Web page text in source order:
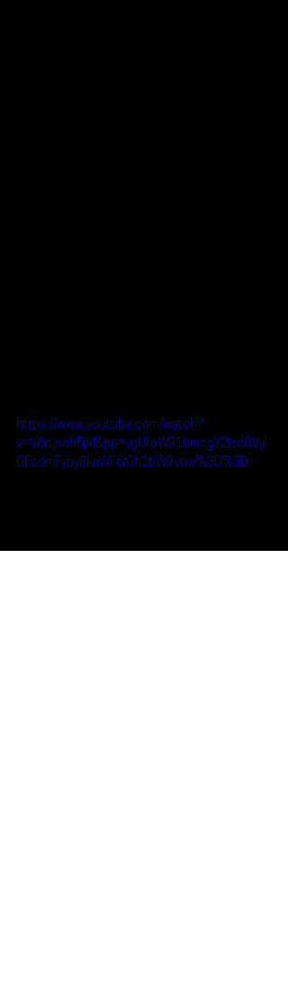
https://www.youtube.com/watch?
v=V6n_soh5jkI&pp=ygUfeW91bmcgY2lzdGVyI
GFsdmFybyBkaWF6IGh1bW9vbw%3D%3D